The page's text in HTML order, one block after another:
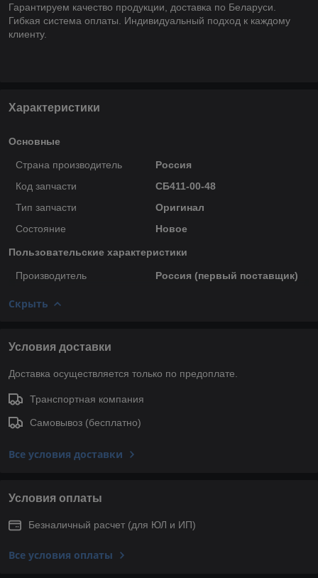
Гарантируем качество продукции, доставка по Беларуси.
Гибкая система оплаты. Индивидуальный подход к каждому
клиенту.
Характеристики
Основные
Страна производитель
Россия
Код запчасти
СБ411-00-48
Тип запчасти
Оригинал
Состояние
Новое
Пользовательские характеристики
Производитель Россия (первый поставщик)
Скрыть
Условия доставки
Доставка осуществляется только по предоплате.
Транспортная компания
Самовывоз (бесплатно)
Все условия доставки
Условия оплаты
Безналичный расчет (для ЮЛ и ИП)
Все условия оплаты